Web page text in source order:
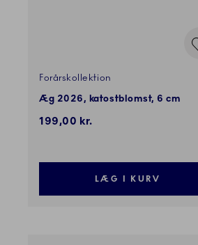
Forårskollektion
Æg 2026, katostblomst, 6 cm
199,00 kr.
LÆG I KURV